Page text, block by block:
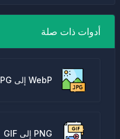
أدوات ذات صلة
WebP إلى JPG
PNG إلى GIF